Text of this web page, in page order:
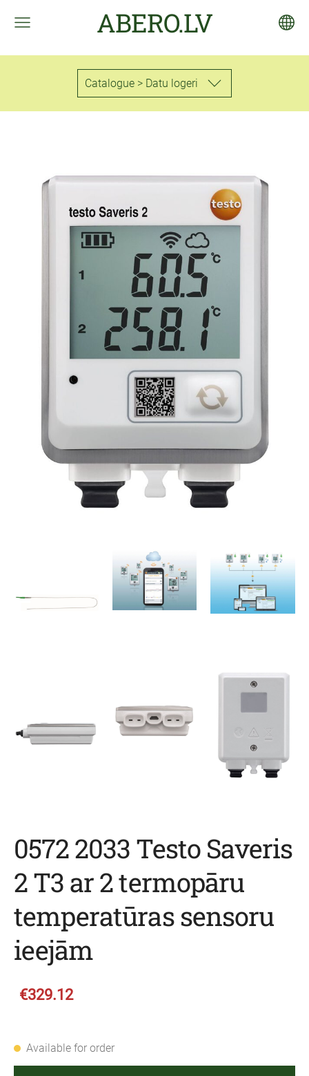
ABERO.LV
Catalogue > Datu logeri
0572 2033 Testo Saveris
2 T3 ar 2 termopāru
temperatūras sensoru
ieejām
€329.12
Available for order